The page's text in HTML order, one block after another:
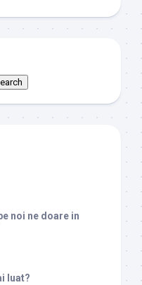
noi ne doare in
luat?